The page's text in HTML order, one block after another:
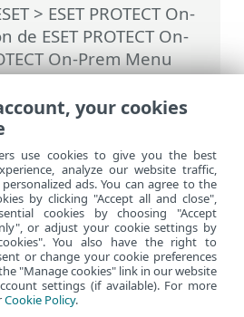
> ESET PROTECT On-
de ESET PROTECT On-
On-Prem Menu
Modèles de groupe
pour un modèle de
ordinateur de bureau
ESET
your cookies
use cookies to give you the best
analyze our website traffic,
ads. You can agree to the
by clicking "Accept all and close",
cookies by choosing "Accept
or adjust your cookie settings by
You also have the right to
or change your cookie preferences
"Manage cookies" link in our website
settings (if available). For more
Cookie Policy.